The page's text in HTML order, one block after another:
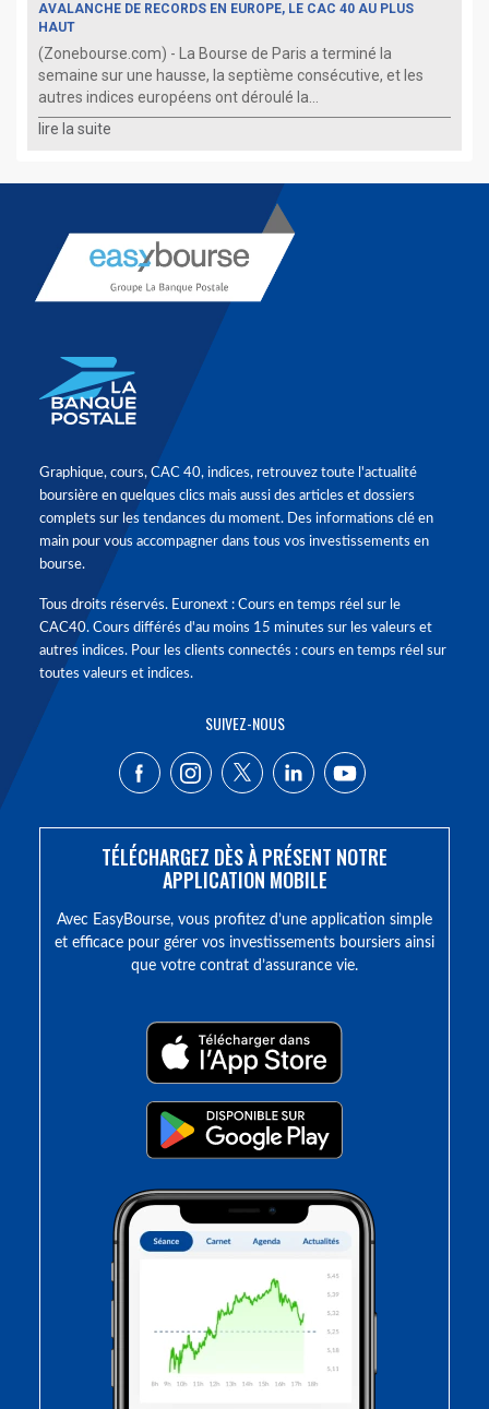
AVALANCHE DE RECORDS EN EUROPE, LE CAC 40 AU PLUS
HAUT
(Zonebourse.com) - La Bourse de Paris a terminé la
semaine sur une hausse, la septième consécutive, et les
autres indices européens ont déroulé la...
lire la suite
Graphique, cours, CAC 40, indices, retrouvez toute l'actualité
boursière en quelques clics mais aussi des articles et dossiers
complets sur les tendances du moment. Des informations clé en
main pour vous accompagner dans tous vos investissements en
bourse.
Tous droits réservés. Euronext : Cours en temps réel sur le
CAC40. Cours différés d'au moins 15 minutes sur les valeurs et
autres indices. Pour les clients connectés : cours en temps réel sur
toutes valeurs et indices.
SUIVEZ-NOUS
TÉLÉCHARGEZ DÈS À PRÉSENT NOTRE
APPLICATION MOBILE
Avec EasyBourse, vous profitez d’une application simple
et efficace pour gérer vos investissements boursiers ainsi
que votre contrat d’assurance vie.